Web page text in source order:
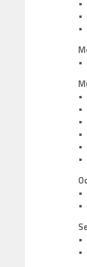
•
•
•
•
•
•
•
•
•
•
•
•
•
•